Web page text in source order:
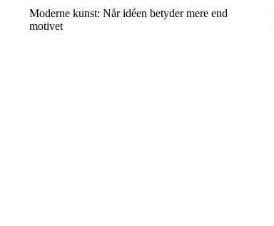
Moderne kunst: Når idéen betyder mere end
motivet